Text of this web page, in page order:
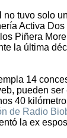
no tuvo solo
Activa
Piñera
la última
14
pueden
40
de Radio
la ex